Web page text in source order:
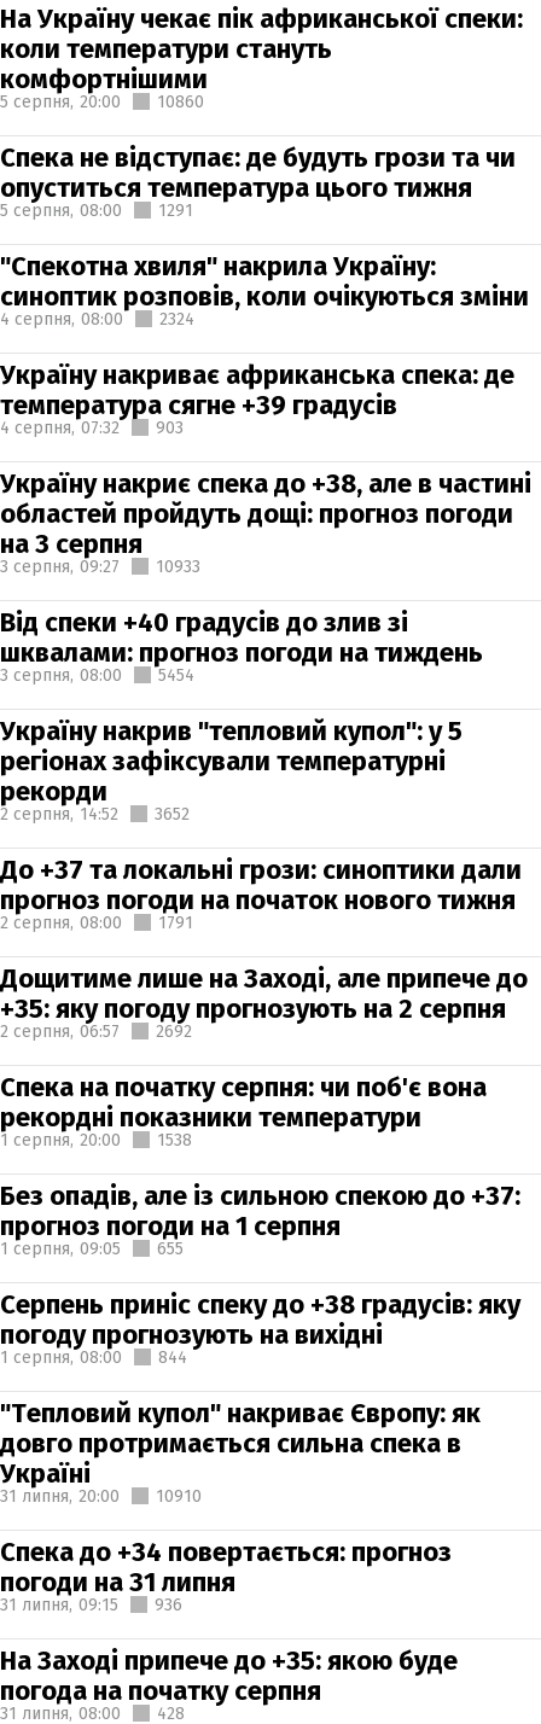
На Україну чекає пік африканської спеки:
коли температури стануть
комфортнішими
5 серпня, 20:00 10860
Спека не відступає: де будуть грози та чи
опуститься температура цього тижня
5 серпня, 08:00 1291
"Спекотна хвиля" накрила Україну:
синоптик розповів, коли очікуються зміни
4 серпня, 08:00 2324
Україну накриває африканська спека: де
температура сягне +39 градусів
4 серпня, 07:32 903
Україну накриє спека до +38, але в частині
областей пройдуть дощі: прогноз погоди
на 3 серпня
3 серпня, 09:27 10933
Від спеки +40 градусів до злив зі
шквалами: прогноз погоди на тиждень
3 серпня, 08:00 5454
Україну накрив "тепловий купол": у 5
регіонах зафіксували температурні
рекорди
2 серпня, 14:52 3652
До +37 та локальні грози: синоптики дали
прогноз погоди на початок нового тижня
2 серпня, 08:00 1791
Дощитиме лише на Заході, але припече до
+35: яку погоду прогнозують на 2 серпня
2 серпня, 06:57 2692
Спека на початку серпня: чи поб'є вона
рекордні показники температури
1 серпня, 20:00 1538
Без опадів, але із сильною спекою до +37:
прогноз погоди на 1 серпня
1 серпня, 09:05 655
Серпень приніс спеку до +38 градусів: яку
погоду прогнозують на вихідні
1 серпня, 08:00 844
"Тепловий купол" накриває Європу: як
довго протримається сильна спека в
Україні
31 липня, 20:00 10910
Спека до +34 повертається: прогноз
погоди на 31 липня
31 липня, 09:15 936
На Заході припече до +35: якою буде
погода на початку серпня
31 липня, 08:00 428